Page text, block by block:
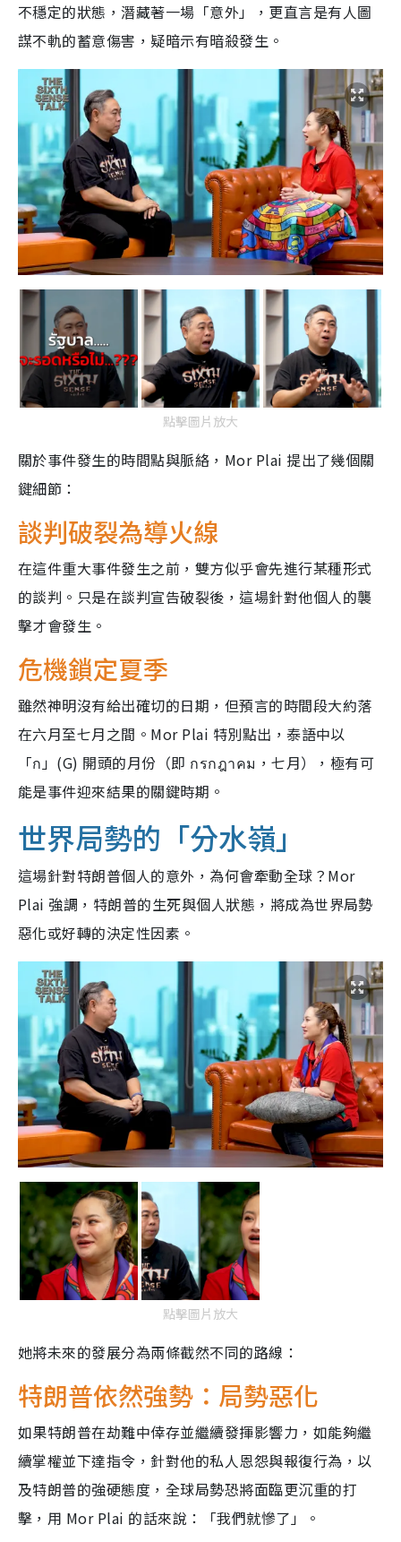
不穩定的狀態，潛藏著一場「意外」，更直言是有人圖
謀不軌的蓄意傷害，疑暗示有暗殺發生。
點擊圖片放大
關於事件發生的時間點與脈絡，Mor Plai 提出了幾個關
鍵細節：
談判破裂為導火線
在這件重大事件發生之前，雙方似乎會先進行某種形式
的談判。只是在談判宣告破裂後，這場針對他個人的襲
擊才會發生。
危機鎖定夏季
雖然神明沒有給出確切的日期，但預言的時間段大約落
在六月至七月之間。Mor Plai 特別點出，泰語中以
「ก」(G) 開頭的月份（即 กรกฎาคม，七月），極有可
能是事件迎來結果的關鍵時期。
世界局勢的「分水嶺」
這場針對特朗普個人的意外，為何會牽動全球？Mor
Plai 強調，特朗普的生死與個人狀態，將成為世界局勢
惡化或好轉的決定性因素。
點擊圖片放大
她將未來的發展分為兩條截然不同的路線：
特朗普依然強勢： 局勢惡化
如果特朗普在劫難中倖存並繼續發揮影響力，如能夠繼
續掌權並下達指令，針對他的私人恩怨與報復行為，以
及特朗普的強硬態度，全球局勢恐將面臨更沉重的打
擊，用 Mor Plai 的話來說：「我們就慘了」。